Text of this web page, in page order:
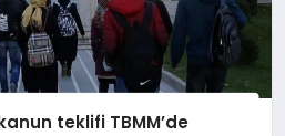
teklifi TBMM’de